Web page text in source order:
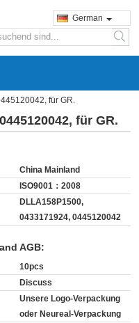
German
search
für GR.
für GR.
China Mainland
ISO9001：2008
DLLA158P1500,
0433171924, 0445120042
AGB:
10pcs
Discuss
Unsere Logo-Verpackung
oder Neureal-Verpackung